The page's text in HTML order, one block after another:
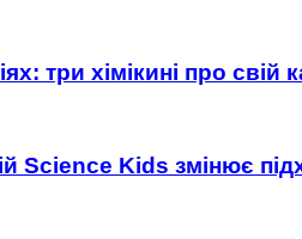
три хімікині про
Kids змінює